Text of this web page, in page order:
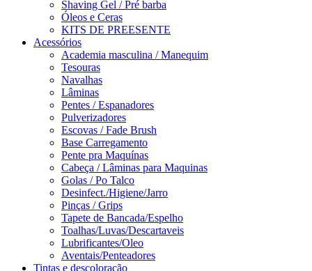
Shaving Gel / Pré barba
Óleos e Ceras
KITS DE PREESENTE
Acessórios
Academia masculina / Manequim
Tesouras
Navalhas
Lâminas
Pentes / Espanadores
Pulverizadores
Escovas / Fade Brush
Base Carregamento
Pente pra Maquínas
Cabeça / Lâminas para Maquinas
Golas / Po Talco
Desinfect./Higiene/Jarro
Pinças / Grips
Tapete de Bancada/Espelho
Toalhas/Luvas/Descartaveis
Lubrificantes/Oleo
Aventais/Penteadores
Tintas e descoloração